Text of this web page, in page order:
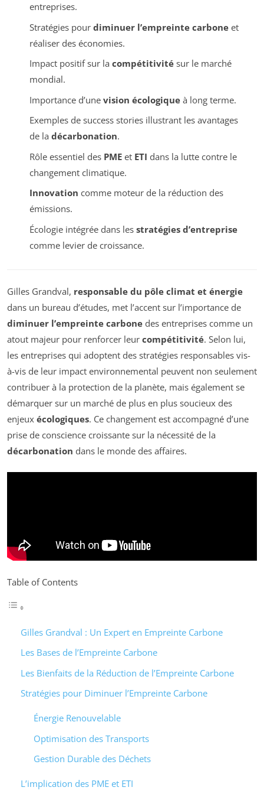
entreprises.
Stratégies pour diminuer l’empreinte carboneet
réaliser des économies.
Impact positif sur la compétitivitésur le marché
mondial.
Importance d’une vision écologiqueà long terme.
Exemples de success stories illustrant les avantages
de la décarbonation.
Rôle essentiel des PMEet ETI dans la lutte contre le
changement climatique.
Innovation comme moteur de la réduction des
émissions.
Écologie intégrée dans les stratégies d’entreprise
comme levier de croissance.
Gilles Grandval, responsable du pôle climat et énergie
dans un bureau d’études, met l’accent sur l’importance de
diminuer l’empreinte carbone des entreprises comme un
atout majeur pour renforcer leur compétitivité. Selon lui,
les entreprises qui adoptent des stratégies responsables vis-
à-vis de leur impact environnemental peuvent non seulement
contribuer à la protection de la planète, mais également se
démarquer sur un marché de plus en plus soucieux des
enjeux écologiques. Ce changement est accompagné d’une
prise de conscience croissante sur la nécessité de la
décarbonation dans le monde des affaires.
Table of Contents
Gilles Grandval : Un Expert en Empreinte Carbone
Les Bases de l’Empreinte Carbone
Les Bienfaits de la Réduction de l’Empreinte Carbone
Stratégies pour Diminuer l’Empreinte Carbone
Énergie Renouvelable
Optimisation des Transports
Gestion Durable des Déchets
L’implication des PME et ETI